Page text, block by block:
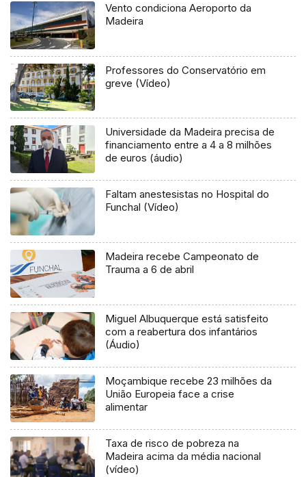
Vento condiciona Aeroporto da
Madeira
Professores do Conservatório em
greve (Vídeo)
Universidade da Madeira precisa de
financiamento entre a 4 a 8 milhões
de euros (áudio)
Faltam anestesistas no Hospital do
Funchal (Vídeo)
Madeira recebe Campeonato de
Trauma a 6 de abril
Miguel Albuquerque está satisfeito
com a reabertura dos infantários
(Áudio)
Moçambique recebe 23 milhões da
União Europeia face a crise
alimentar
Taxa de risco de pobreza na
Madeira acima da média nacional
(vídeo)